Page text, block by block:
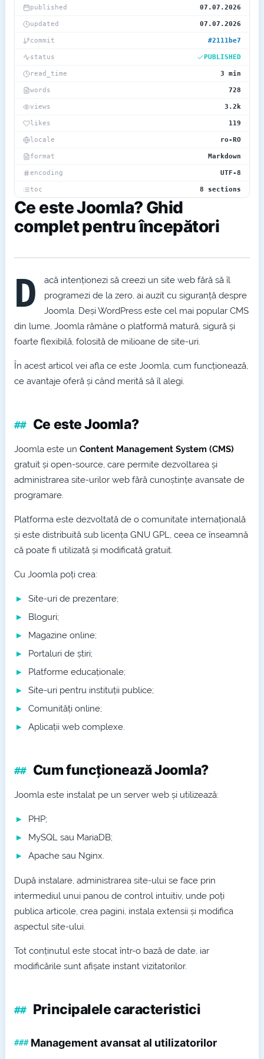
Ce este Joomla? Ghid
complet pentru începători
published 07.07.2026
updated 07.07.2026
commit #2111be7
status PUBLISHED
read_time 3 min
words 728
views 3.2k
likes 119
locale ro-RO
format Markdown
encoding UTF-8
toc 8 sections
~/blog/assets/8e13e237-3788-4d70-ae79-
D
acă intenționezi să creezi un site web fără să îl
programezi de la zero, ai auzit cu siguranță despre
Joomla. Deși WordPress este cel mai popular CMS
din lume, Joomla rămâne o platformă matură, sigură și
foarte flexibilă, folosită de milioane de site-uri.
În acest articol vei afla ce este Joomla, cum funcționează,
ce avantaje oferă și când merită să îl alegi.
Ce este Joomla?
Joomla este un Content Management System (CMS)
gratuit și open-source, care permite dezvoltarea și
administrarea site-urilor web fără cunoștințe avansate de
programare.
Platforma este dezvoltată de o comunitate internațională
și este distribuită sub licența GNU GPL, ceea ce înseamnă
că poate fi utilizată și modificată gratuit.
Cu Joomla poți crea:
Site-uri de prezentare;
Bloguri;
Magazine online;
Portaluri de știri;
Platforme educaționale;
Site-uri pentru instituții publice;
Comunități online;
Aplicații web complexe.
Cum funcționează Joomla?
Joomla este instalat pe un server web și utilizează:
PHP;
MySQL sau MariaDB;
Apache sau Nginx.
După instalare, administrarea site-ului se face prin
intermediul unui panou de control intuitiv, unde poți
publica articole, crea pagini, instala extensii și modifica
aspectul site-ului.
Tot conținutul este stocat într-o bază de date, iar
modificările sunt afișate instant vizitatorilor.
Principalele caracteristici
Management avansat al utilizatorilor